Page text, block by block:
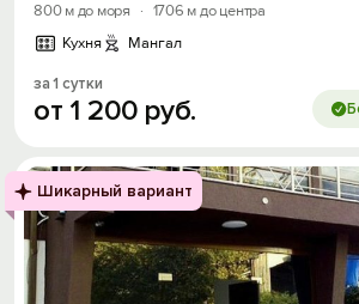
800 м до моря
· 1706 м до центра
Кухня
Мангал
за 1 сутки
от 1 200 руб.
Шикарный вариант